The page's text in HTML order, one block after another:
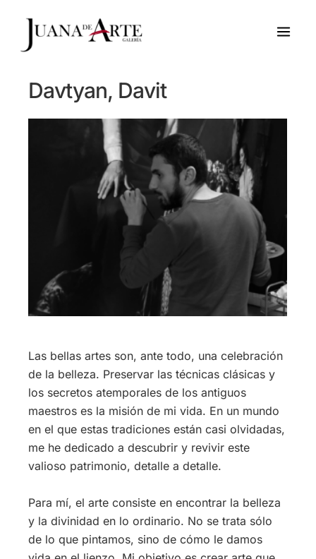
Davtyan, Davit
Las bellas artes son, ante todo, una celebración
de la belleza. Preservar las técnicas clásicas y
los secretos atemporales de los antiguos
maestros es la misión de mi vida. En un mundo
en el que estas tradiciones están casi olvidadas,
me he dedicado a descubrir y revivir este
valioso patrimonio, detalle a detalle.
Para mí, el arte consiste en encontrar la belleza
y la divinidad en lo ordinario. No se trata sólo
de lo que pintamos, sino de cómo le damos